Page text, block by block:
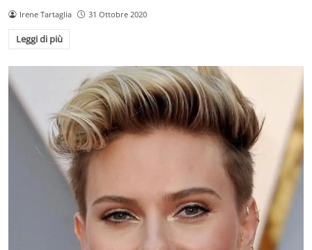
Irene Tartaglia 31 Ottobre 2020
Leggi di più